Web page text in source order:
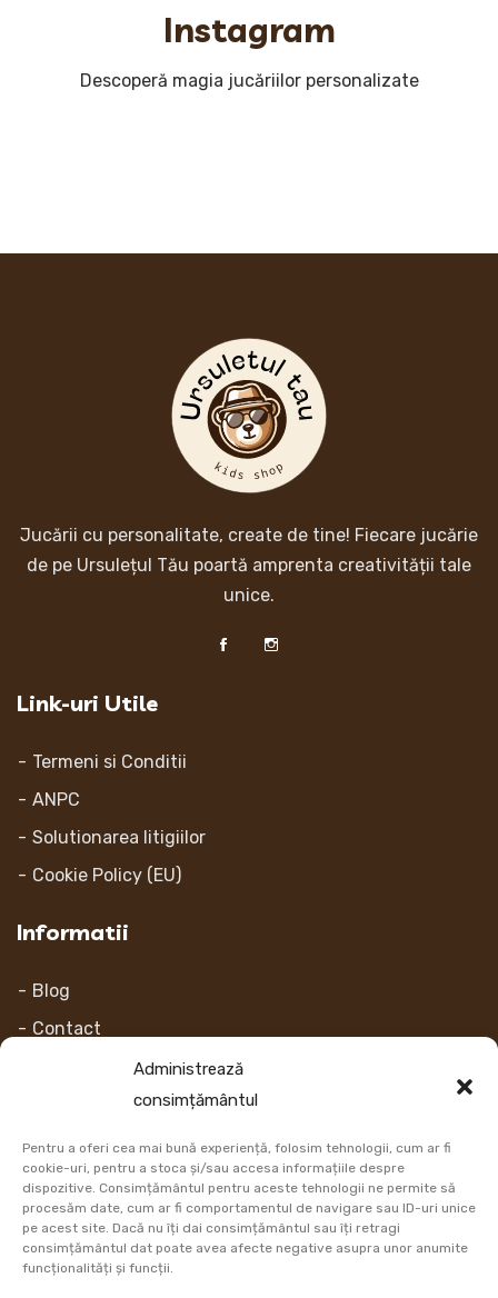
Administrează
consimțământul
Pentru a oferi cea mai bună experiență, folosim tehnologii, cum ar fi
cookie-uri, pentru a stoca și/sau accesa informațiile despre
dispozitive. Consimțământul pentru aceste tehnologii ne permite să
procesăm date, cum ar fi comportamentul de navigare sau ID-uri unice
pe acest site. Dacă nu îți dai consimțământul sau îți retragi
consimțământul dat poate avea afecte negative asupra unor anumite
funcționalități și funcții.
Instagram
Descoperă magia jucăriilor personalizate
Jucării cu personalitate, create de tine! Fiecare jucărie
de pe Ursulețul Tău poartă amprenta creativității tale
unice.
Link-uri Utile
Termeni si Conditii
ANPC
Solutionarea litigiilor
Cookie Policy (EU)
Informatii
Blog
Contact
Link-uri
Retur
Metoda de plata